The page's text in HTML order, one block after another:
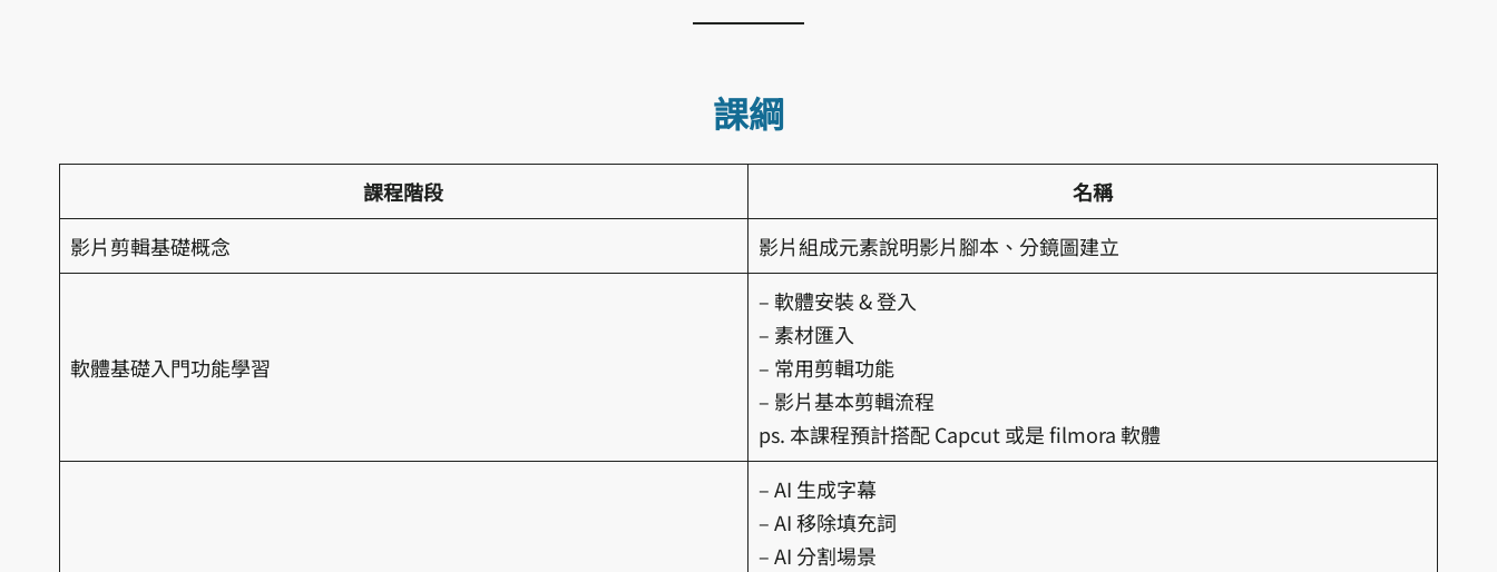
課綱
課程階段
名稱
影片剪輯基礎概念
影片組成元素說明影片腳本、分鏡圖建立
軟體基礎入門功能學習
– 軟體安裝 & 登入
– 素材匯入
– 常用剪輯功能
– 影片基本剪輯流程
ps. 本課程預計搭配 Capcut 或是 filmora 軟體
– AI 生成字幕
– AI 移除填充詞
– AI 分割場景